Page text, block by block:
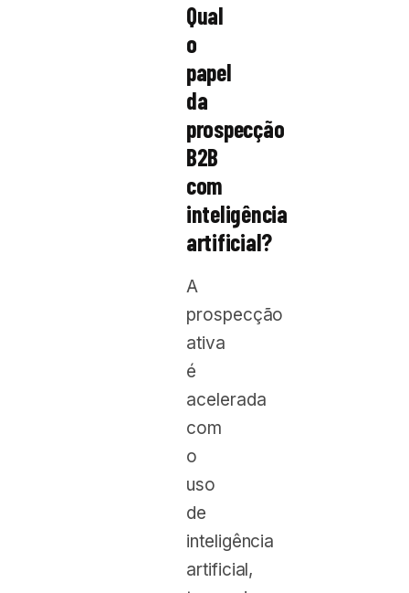
Qual
o
papel
da
prospecção
B2B
com
inteligência
artificial?
A
prospecção
ativa
é
acelerada
com
o
uso
de
inteligência
artificial,